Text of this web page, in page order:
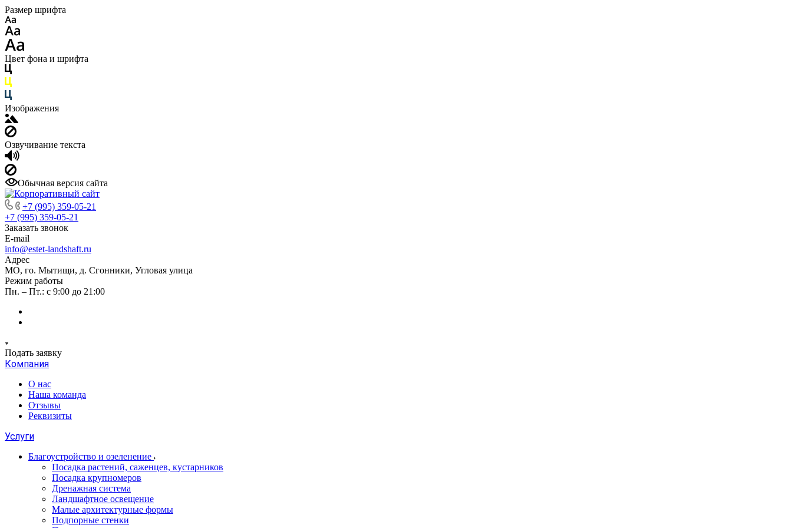
Размер шрифта
Цвет фона и шрифта
Изображения
Озвучивание текста
Обычная версия сайта
+7 (995) 359-05-21
+7 (995) 359-05-21
Заказать звонок
E-mail
info@estet-landshaft.ru
Адрес
МО, го. Мытищи, д. Сгонники, Угловая улица
Режим работы
Пн. – Пт.: с 9:00 до 21:00
Подать заявку
Компания
О нас
Наша команда
Отзывы
Реквизиты
Услуги
Благоустройство и озеленение
Посадка растений, саженцев, кустарников
Посадка крупномеров
Дренажная система
Ландшафтное освещение
Малые архитектурные формы
Подпорные стенки